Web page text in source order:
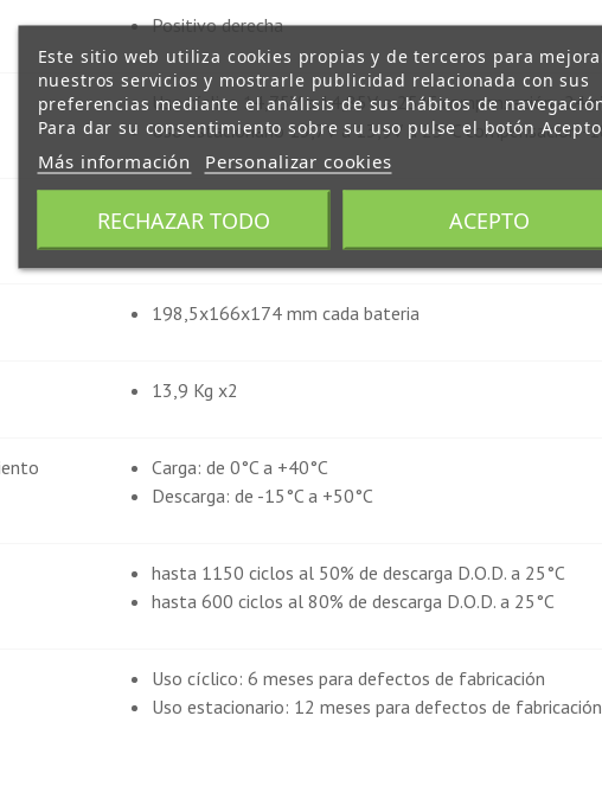
Positivo derecha
Uso cíclico 14,75V a 14,85V a 25°C compensación -
Uso estacionario 13,7V a 13,9V a 25°C compensación -
Cíclicas ligeras
Ciclo profundo
198,5x166x174 mm cada bateria
13,9 Kg x2
Carga: de 0°C a +40°C
Descarga: de -15°C a +50°C
hasta 1150 ciclos al 50% de descarga D.O.D. a 25°C
hasta 600 ciclos al 80% de descarga D.O.D. a 25°C
Uso cíclico: 6 meses para defectos de fabricación
Uso estacionario: 12 meses para defectos de fabricación
Este sitio web utiliza cookies propias y de terceros para
nuestros servicios y mostrarle publicidad relacionada con sus
preferencias mediante el análisis de sus hábitos de
Para dar su consentimiento sobre su uso pulse el botón
Más información Personalizar cookies
RECHAZAR TODO ACEPTO